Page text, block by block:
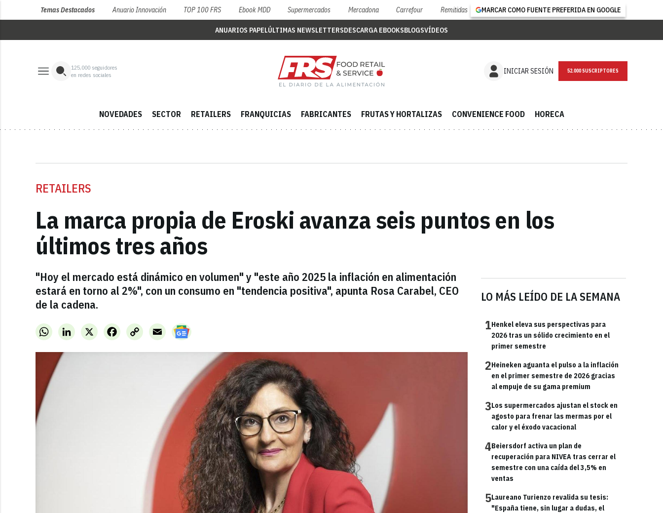
Temas Destacados Anuario Innovación TOP 100 FRS Ebook MDD Supermercados Mercadona Carrefour Remitidas MARCAR COMO FUENTE PREFERIDA EN GOOGLE
ANUARIOS PAPELÚLTIMAS NEWSLETTERSDESCARGA EBOOKSBLOGSVÍDEOS
125,000 seguidores
en redes sociales
INICIAR SESIÓN NEWSLETTER
NOVEDADES SECTOR RETAILERS FRANQUICIAS FABRICANTES FRUTAS Y HORTALIZAS CONVENIENCE FOOD HORECA
RETAILERS
La marca propia de Eroski avanza seis puntos en los
últimos tres años
"Hoy el mercado está dinámico en volumen" y "este año 2025 la inflación en alimentación
estará en torno al 2%", con un consumo en "tendencia positiva", apunta Rosa Carabel, CEO
de la cadena.
WhatsAppLinkedInX FacebookCopy
Link
Email
LO MÁS LEÍDO DE LA SEMANA
1Henkel eleva sus perspectivas para
2026 tras un sólido crecimiento en el
primer semestre
2Heineken aguanta el pulso a la inflación
en el primer semestre de 2026 gracias
al empuje de su gama premium
3Los supermercados ajustan el stock en
agosto para frenar las mermas por el
calor y el éxodo vacacional
4Beiersdorf activa un plan de
recuperación para NIVEA tras cerrar el
semestre con una caída del 3,5% en
ventas
5Laureano Turienzo revalida su tesis:
"España tiene, sin lugar a dudas, el